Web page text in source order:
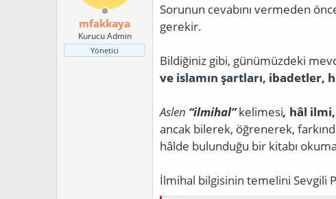
mfakkaya
Kurucu Admin
Yönetici
Sorunun cevabını vermeden
gerekir.
Bildiğiniz gibi, günümüzdeki
ve islamın şartları, ibadetler,
Aslen “ilmihal”kelimesi, hâl
ancak bilerek, öğrenerek,
hâlde bulunduğu bir kitabı
İlmihal bilgisinin temelini Sevgili